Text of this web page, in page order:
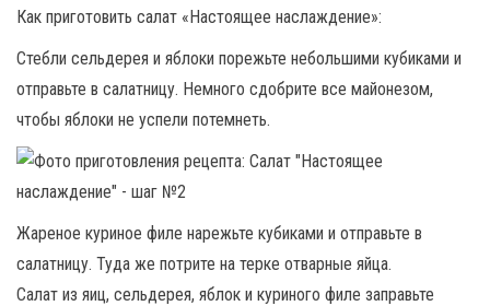
Как приготовить салат «Настоящее наслаждение»:
Стебли сельдерея и яблоки порежьте небольшими кубиками и
отправьте в салатницу. Немного сдобрите все майонезом,
чтобы яблоки не успели потемнеть.
Жареное куриное филе нарежьте кубиками и отправьте в
салатницу. Туда же потрите на терке отварные яйца.
Салат из яиц, сельдерея, яблок и куриного филе заправьте